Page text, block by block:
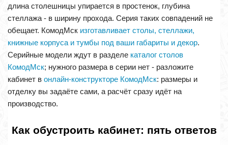
длина столешницы упирается в простенок, глубина
стеллажа - в ширину прохода. Серия таких совпадений не
обещает. КомодМск изготавливает столы, стеллажи,
книжные корпуса и тумбы под ваши габариты и декор.
Серийные модели ждут в разделе каталог столов
КомодМск; нужного размера в серии нет - разложите
кабинет в онлайн-конструкторе КомодМск: размеры и
отделку вы задаёте сами, а расчёт сразу идёт на
производство.
Как обустроить кабинет: пять ответов